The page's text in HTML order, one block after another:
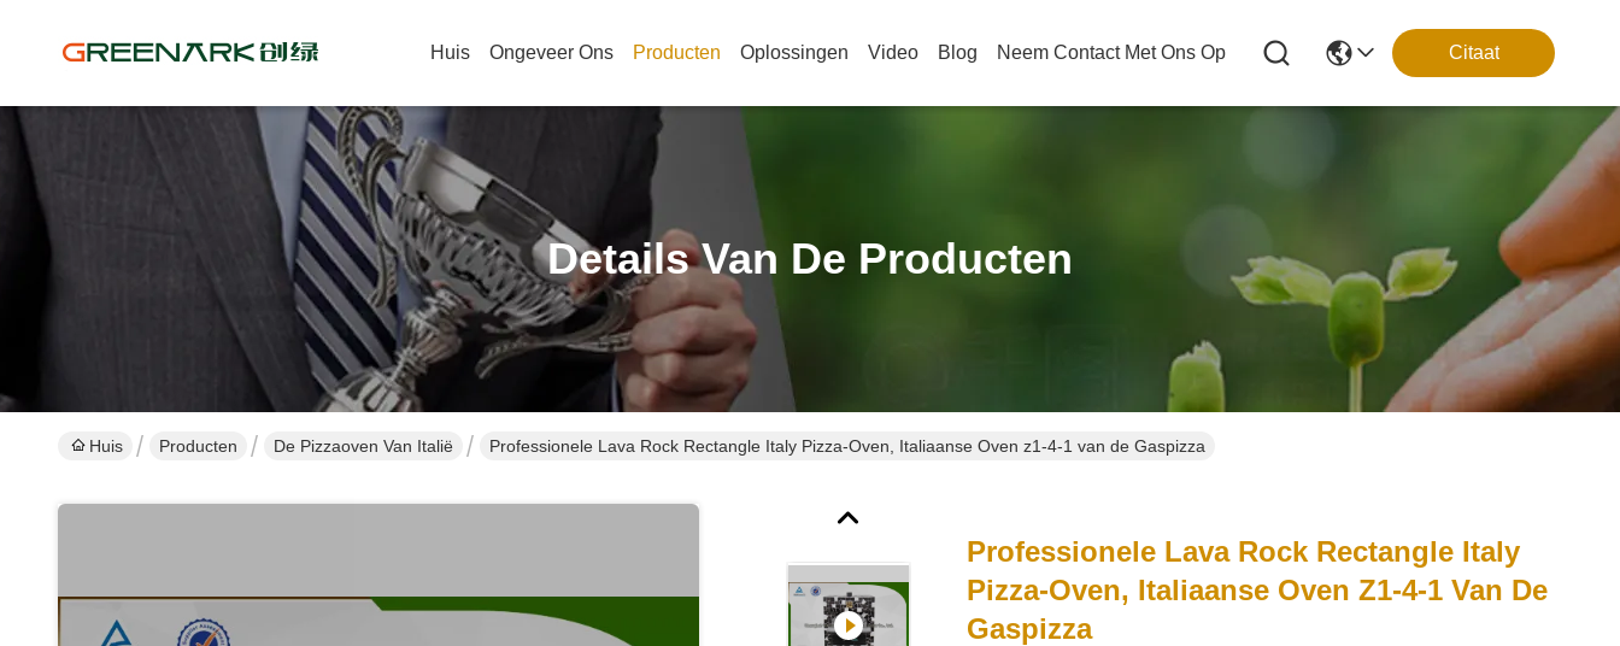
Huis Ongeveer Ons Producten Oplossingen Video Blog Neem Contact Met Ons Op Citaat
Details Van De Producten
Huis Producten De Pizzaoven Van Italië Professionele Lava Rock Rectangle Italy Pizza-Oven, Italiaanse Oven z1-4-1 van de Gaspizza
Professionele Lava Rock Rectangle Italy
Pizza-Oven, Italiaanse Oven Z1-4-1 Van De
Gaspizza